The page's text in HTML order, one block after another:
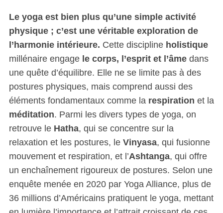
Le yoga est bien plus qu’une simple activité
physique ; c’est une véritable exploration de
l’harmonie intérieure. Cette discipline holistique
millénaire engage le corps, l’esprit et l’âmedans
une quête d’équilibre. Elle ne se limite pas à des
postures physiques, mais comprend aussi des
éléments fondamentaux comme la respiration et la
méditation. Parmi les divers types de yoga, on
retrouve le Hatha, qui se concentre sur la
relaxation et les postures, le Vinyasa, qui fusionne
mouvement et respiration, et l’Ashtanga, qui offre
un enchaînement rigoureux de postures. Selon une
enquête menée en 2020 par Yoga Alliance, plus de
36 millions d’Américains pratiquent le yoga, mettant